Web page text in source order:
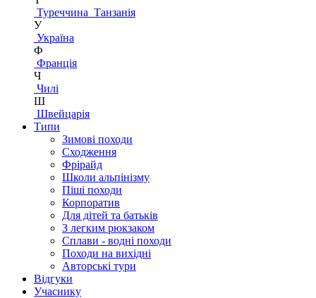
Туреччина Танзанія
У
Україна
Ф
Франція
Ч
Чилі
Ш
Швейцарія
Типи
Зимові походи
Сходження
Фрірайд
Школи альпінізму
Піші походи
Корпоратив
Для дітей та батьків
З легким рюкзаком
Сплави - водні походи
Походи на вихідні
Авторські тури
Відгуки
Учаснику